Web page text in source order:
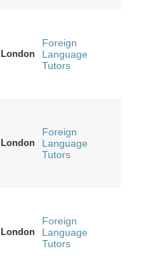
London
Foreign
Language
Tutors
London
Foreign
Language
Tutors
London
Foreign
Language
Tutors